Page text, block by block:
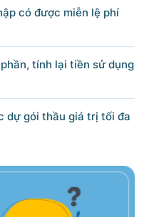
có được miễn lệ phí
tính lại tiền sử dụng
dự gói thầu giá trị tối đa